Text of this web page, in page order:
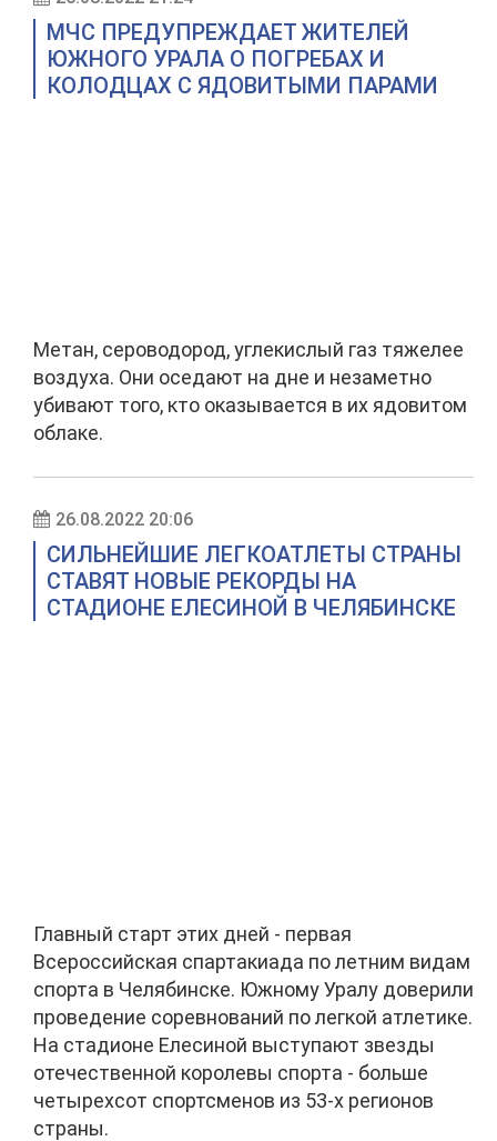
МЧС ПРЕДУПРЕЖДАЕТ ЖИТЕЛЕЙ
ЮЖНОГО УРАЛА О ПОГРЕБАХ И
КОЛОДЦАХ С ЯДОВИТЫМИ ПАРАМИ
Метан, сероводород, углекислый газ тяжелее
воздуха. Они оседают на дне и незаметно
убивают того, кто оказывается в их ядовитом
облаке.
26.08.2022 20:06
СИЛЬНЕЙШИЕ ЛЕГКОАТЛЕТЫ СТРАНЫ
СТАВЯТ НОВЫЕ РЕКОРДЫ НА
СТАДИОНЕ ЕЛЕСИНОЙ В ЧЕЛЯБИНСКЕ
Главный старт этих дней - первая
Всероссийская спартакиада по летним видам
спорта в Челябинске. Южному Уралу доверили
проведение соревнований по легкой атлетике.
На стадионе Елесиной выступают звезды
отечественной королевы спорта - больше
четырехсот спортсменов из 53-х регионов
страны.